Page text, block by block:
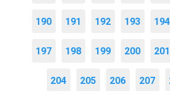
190 191 192 193 194
197 198 199 200 201
204 205 206 207